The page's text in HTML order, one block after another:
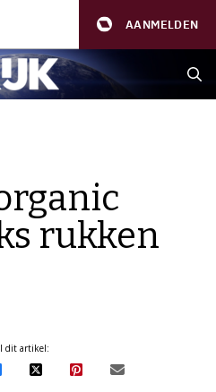
AANMELDEN
rukken
dit artikel: